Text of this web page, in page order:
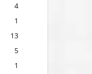
4
1
13
5
1